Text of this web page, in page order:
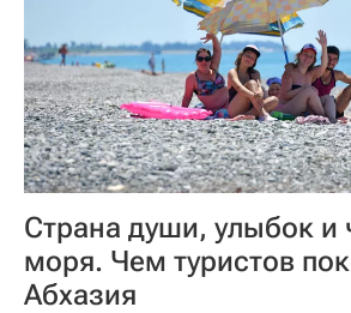
Страна души, улыбок и
моря. Чем туристов
Абхазия